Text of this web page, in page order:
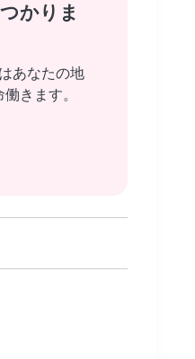
かりま
あなたの地
きます。